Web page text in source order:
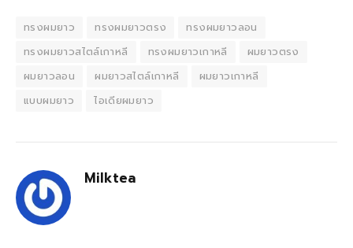
ทรงผมยาว ทรงผมยาวตรง
ทรงผมยาวลอน
ทรงผมยาวสไตล์เกาหลี
ทรงผมยาวเกาหลี
ผมยาวตรง
ผมยาวลอน
ผมยาวสไตล์เกาหลี